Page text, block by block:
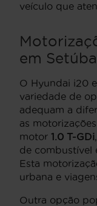
veículo que
em
O Hyundai i20
variedade de
adequam a
as
motor 1.0 T-GDi
de combustível
Esta
urbana e
Outra opção